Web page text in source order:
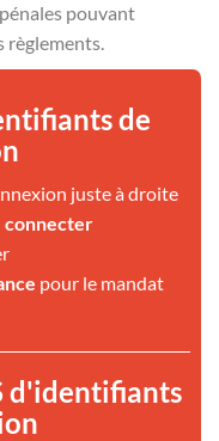
pouvant
règlements.
de
juste à droite
connecter
pour le mandat
d'identifiants